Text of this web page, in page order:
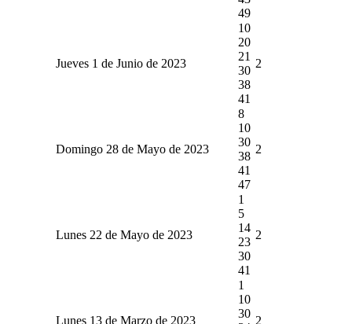
49
Jueves 1 de Junio de 2023
10
20
21
30
38
41
2
Domingo 28 de Mayo de 2023
8
10
30
38
41
47
2
Lunes 22 de Mayo de 2023
1
5
14
23
30
41
2
Lunes 13 de Marzo de 2023
1
10
30
2